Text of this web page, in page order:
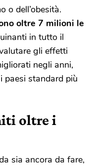
o dell’obesità.
oltre 7 milioni le
in tutto il
gli effetti
negli anni,
paesi standard più
oltre i
sia ancora da fare,